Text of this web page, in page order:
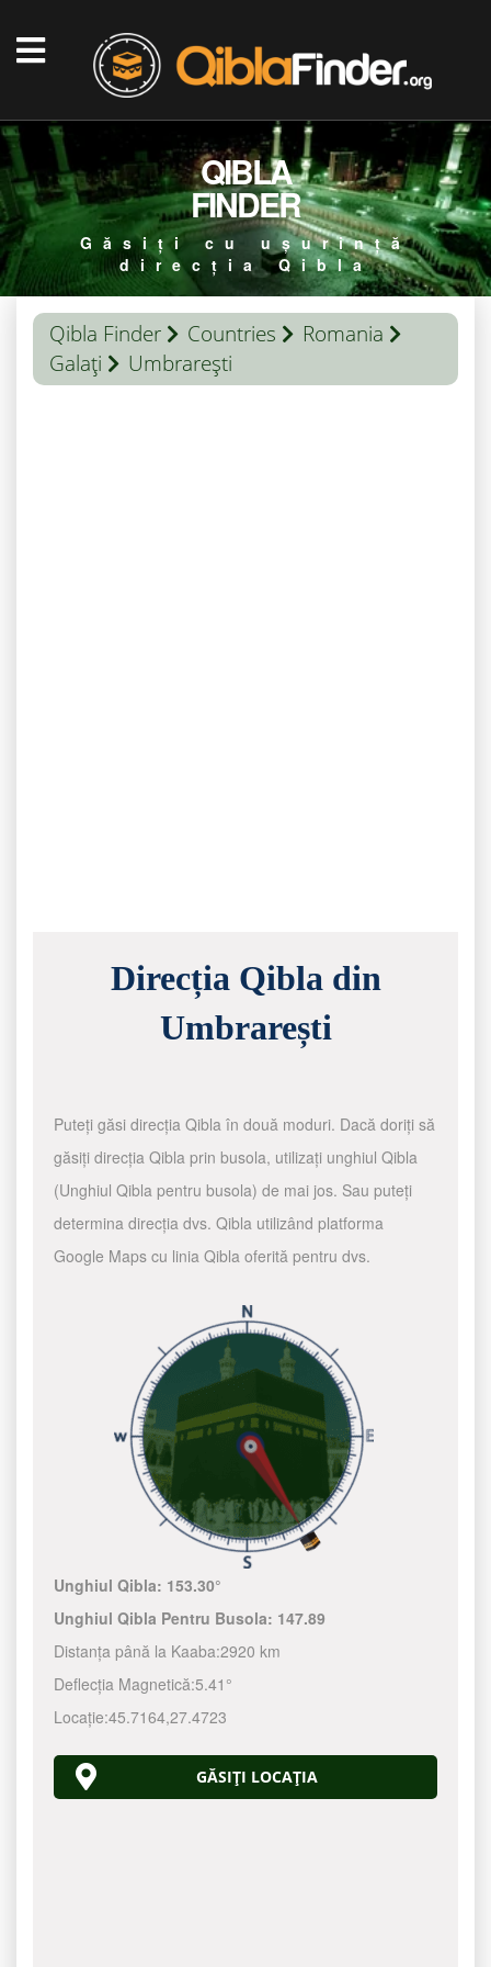
QIBLA
FINDER
Găsiți cu ușurință
direcția Qibla
Qibla Finder Countries
Romania
Galaţi
Umbrarești
Direcția Qibla din
Umbrarești
Puteți găsi direcția Qibla în două moduri. Dacă doriți să
găsiți direcția Qibla prin busola, utilizați unghiul Qibla
(Unghiul Qibla pentru busola) de mai jos. Sau puteți
determina direcția dvs. Qibla utilizând platforma
Google Maps cu linia Qibla oferită pentru dvs.
Unghiul Qibla: 153.30°
Unghiul Qibla Pentru Busola: 147.89
Distanța până la Kaaba:2920 km
Deflecția Magnetică:5.41°
Locație:45.7164,27.4723
GĂSIȚI LOCAȚIA